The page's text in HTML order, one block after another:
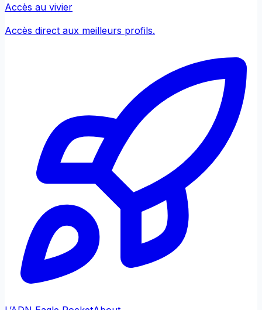
Accès au vivier
Accès direct aux meilleurs profils.